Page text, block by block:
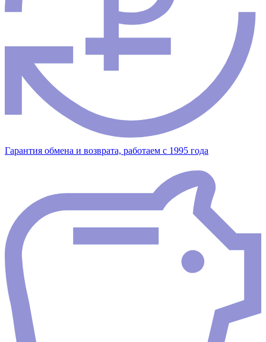
Гарантия обмена и возврата, работаем с 1995 года